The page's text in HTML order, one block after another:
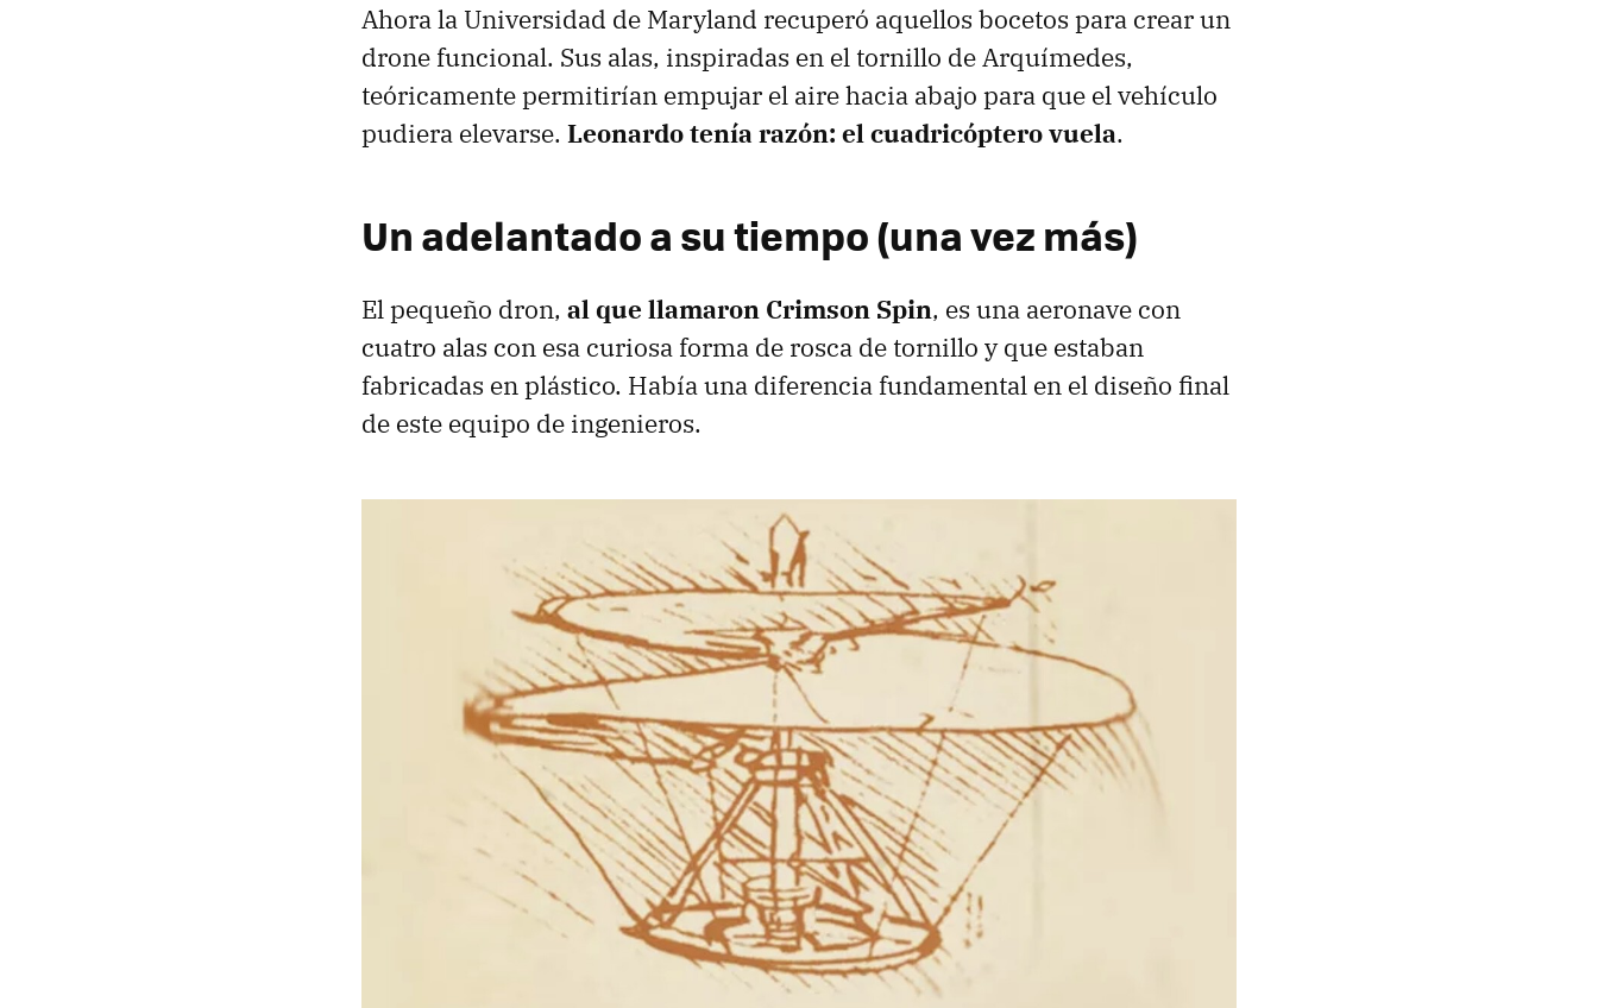
Ahora la Universidad de Maryland recuperó aquellos bocetos para crear un
drone funcional. Sus alas, inspiradas en el tornillo de Arquímedes,
teóricamente permitirían empujar el aire hacia abajo para que el vehículo
pudiera elevarse. Leonardo tenía razón: el cuadricóptero vuela.
Un adelantado a su tiempo (una vez más)
El pequeño dron, al que llamaron Crimson Spin, es una aeronave con
cuatro alas con esa curiosa forma de rosca de tornillo y que estaban
fabricadas en plástico. Había una diferencia fundamental en el diseño final
de este equipo de ingenieros.